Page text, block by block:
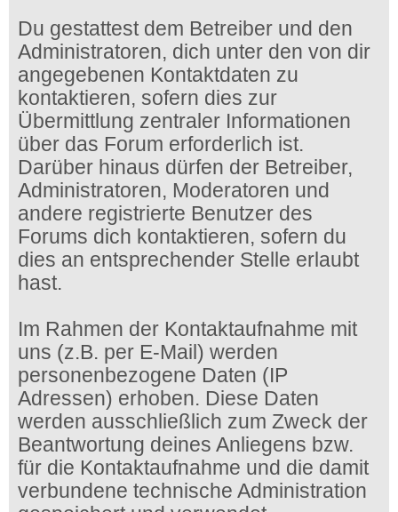
Du gestattest dem Betreiber und den
Administratoren, dich unter den von dir
angegebenen Kontaktdaten zu
kontaktieren, sofern dies zur
Übermittlung zentraler Informationen
über das Forum erforderlich ist.
Darüber hinaus dürfen der Betreiber,
Administratoren, Moderatoren und
andere registrierte Benutzer des
Forums dich kontaktieren, sofern du
dies an entsprechender Stelle erlaubt
hast.
Im Rahmen der Kontaktaufnahme mit
uns (z.B. per E-Mail) werden
personenbezogene Daten (IP
Adressen) erhoben. Diese Daten
werden ausschließlich zum Zweck der
Beantwortung deines Anliegens bzw.
für die Kontaktaufnahme und die damit
verbundene technische Administration